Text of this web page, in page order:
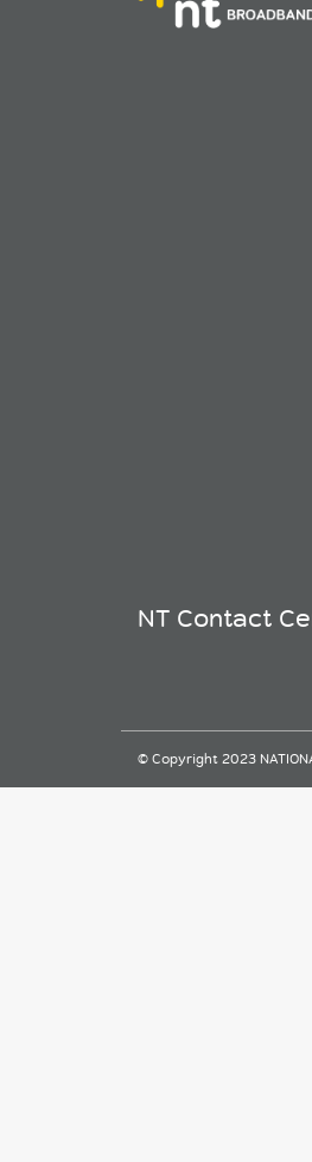
NT Contact
© Copyright 2023